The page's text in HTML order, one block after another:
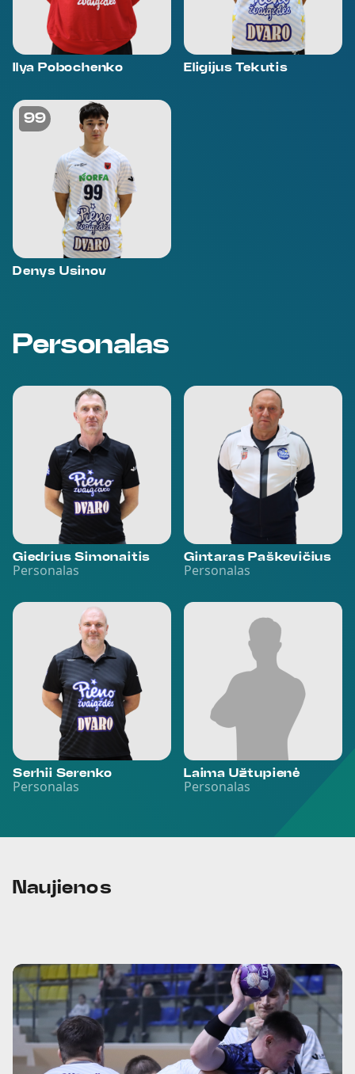
Ilya Pobochenko Eligijus Tekutis
99
Denys Usinov
Personalas
Giedrius Simonaitis
Personalas
Gintaras Paškevičius
Personalas
Serhii Serenko
Personalas
Laima Užtupienė
Personalas
Naujienos